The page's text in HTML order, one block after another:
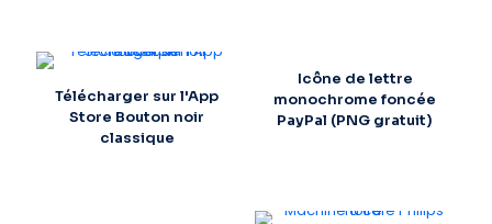
Télécharger sur l'App
Store Bouton noir
classique
Icône de lettre
monochrome foncée
PayPal (PNG gratuit)